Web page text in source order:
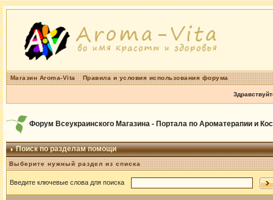
Магазин Aroma-Vita Правила и условия использования форума
Форум Всеукраинского Магазина - Портала по Ароматерапии и
Поиск по разделам помощи
Выберите нужный раздел из списка
Введите ключевые слова для поиска